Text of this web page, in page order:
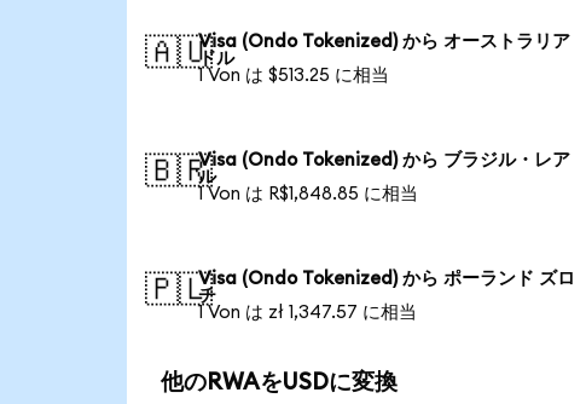
🇦🇺Visa (Ondo Tokenized) から オーストラリア
ドル
1 Von は $513.25 に相当
🇧🇷Visa (Ondo Tokenized) から ブラジル・レア
ル
1 Von は R$1,848.85 に相当
🇵🇱Visa (Ondo Tokenized) から ポーランド ズロ
チ
1 Von は zł 1,347.57 に相当
他のRWAをUSDに変換